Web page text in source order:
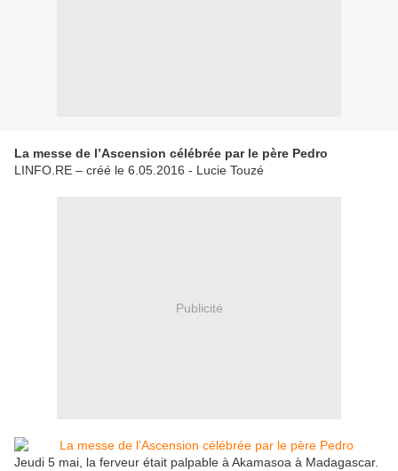
La messe de l’Ascension célébrée par le père Pedro
LINFO.RE – créé le 6.05.2016 - Lucie Touzé
Publicité
Jeudi 5 mai, la ferveur était palpable à Akamasoa à Madagascar.